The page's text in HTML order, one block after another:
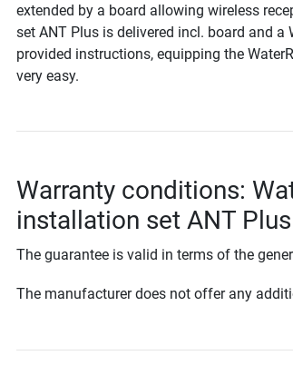
extended by a board allowing wireless
set ANT Plus is delivered incl. board and
provided instructions, equipping the
very easy.
Warranty conditions:
installation set ANT Plus
The guarantee is valid in terms of the
The manufacturer does not offer any